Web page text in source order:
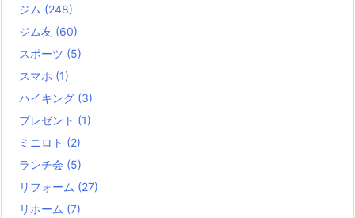
ジム (248)
ジム友 (60)
スポーツ (5)
スマホ (1)
ハイキング (3)
プレゼント (1)
ミニロト (2)
ランチ会 (5)
リフォーム (27)
リホーム (7)